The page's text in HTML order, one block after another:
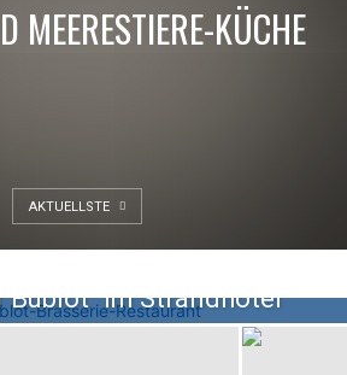
MEERESTIERE-KÜCHE
AKTUELLSTE
Bublot“ im Strandhotel